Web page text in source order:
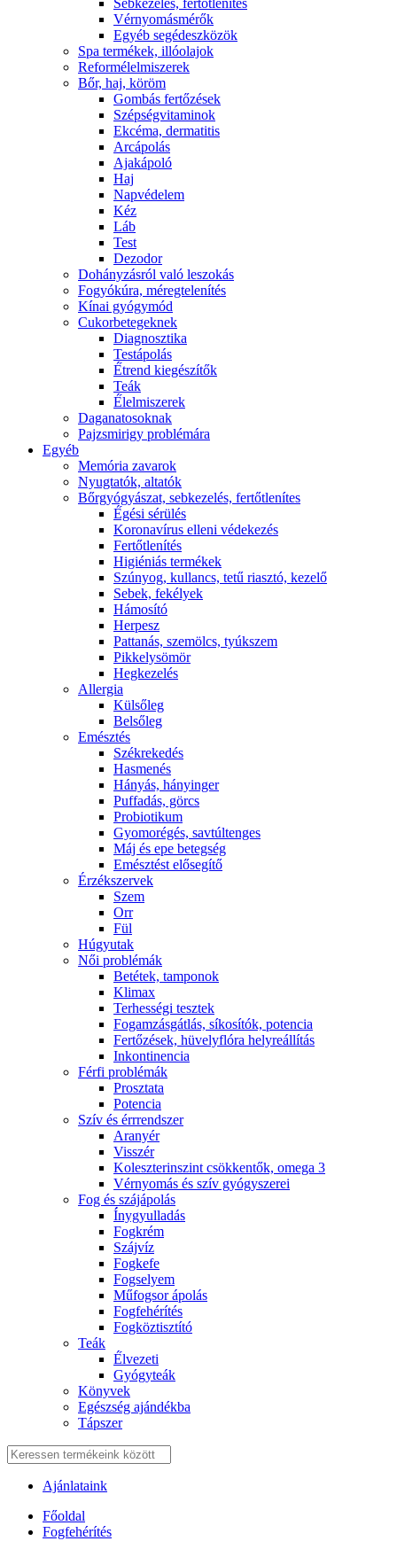
Sebkezelés, fertőtlenítés
Vérnyomásmérők
Egyéb segédeszközök
Spa termékek, illóolajok
Reformélelmiszerek
Bőr, haj, köröm
Gombás fertőzések
Szépségvitaminok
Ekcéma, dermatitis
Arcápolás
Ajakápoló
Haj
Napvédelem
Kéz
Láb
Test
Dezodor
Dohányzásról való leszokás
Fogyókúra, méregtelenítés
Kínai gyógymód
Cukorbetegeknek
Diagnosztika
Testápolás
É́trend kiegészítők
Teák
É́lelmiszerek
Daganatosoknak
Pajzsmirigy problémára
Egyéb
Memória zavarok
Nyugtatók, altatók
Bőrgyógyászat, sebkezelés, fertőtlenítes
É́gési sérülés
Koronavírus elleni védekezés
Fertőtlenítés
Higiéniás termékek
Szúnyog, kullancs, tetű riasztó, kezelő
Sebek, fekélyek
Hámosító
Herpesz
Pattanás, szemölcs, tyúkszem
Pikkelysömör
Hegkezelés
Allergia
Külsőleg
Belsőleg
Emésztés
Székrekedés
Hasmenés
Hányás, hányinger
Puffadás, görcs
Probiotikum
Gyomorégés, savtúltenges
Máj és epe betegség
Emésztést elősegítő
Érzékszervek
Szem
Orr
Fül
Húgyutak
Női problémák
Betétek, tamponok
Klimax
Terhességi tesztek
Fogamzásgátlás, síkosítók, potencia
Fertőzések, hüvelyflóra helyreállítás
Inkontinencia
Férfi problémák
Prosztata
Potencia
Szív és érrrendszer
Aranyér
Visszér
Koleszterinszint csökkentők, omega 3
Vérnyomás és szív gyógyszerei
Fog és szájápolás
Í́nygyulladás
Fogkrém
Szájvíz
Fogkefe
Fogselyem
Műfogsor ápolás
Fogfehérítés
Fogköztisztító
Teák
É́lvezeti
Gyógyteák
Könyvek
Egészség ajándékba
Tápszer
Ajánlataink
Főoldal
Fogfehérítés